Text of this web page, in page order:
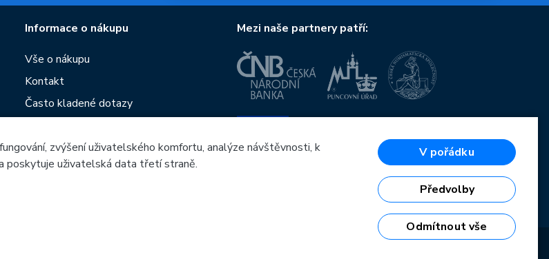
Informace o nákupu
Vše o nákupu
Kontakt
Často kladené dotazy
Prodejny České mincovny
Rádce
Mezi naše partnery patří:
OP Podnikání a inovace pro konkurenceschopnost
Evropský fond pro regionální rozvoj
Investice do vaší budoucnosti
zvýšení uživatelského komfortu, analýze návštěvnosti, k
poskytuje uživatelská data třetí straně.
V pořádku
Předvolby
Odmítnout vše